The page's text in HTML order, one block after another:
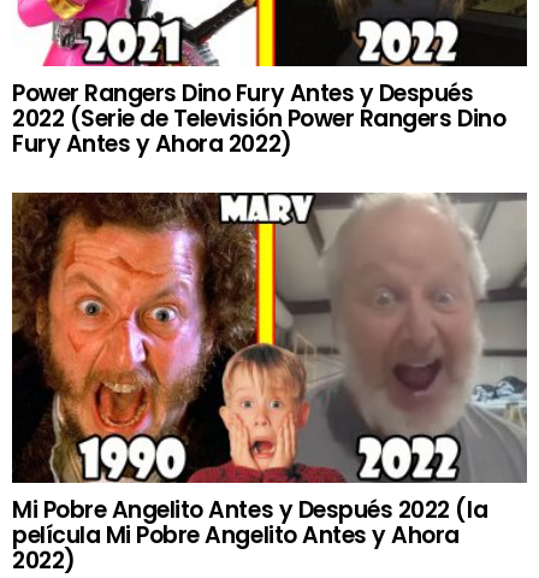
Power Rangers Dino Fury Antes y Después
2022 (Serie de Televisión Power Rangers Dino
Fury Antes y Ahora 2022)
Mi Pobre Angelito Antes y Después 2022 (la
película Mi Pobre Angelito Antes y Ahora
2022)